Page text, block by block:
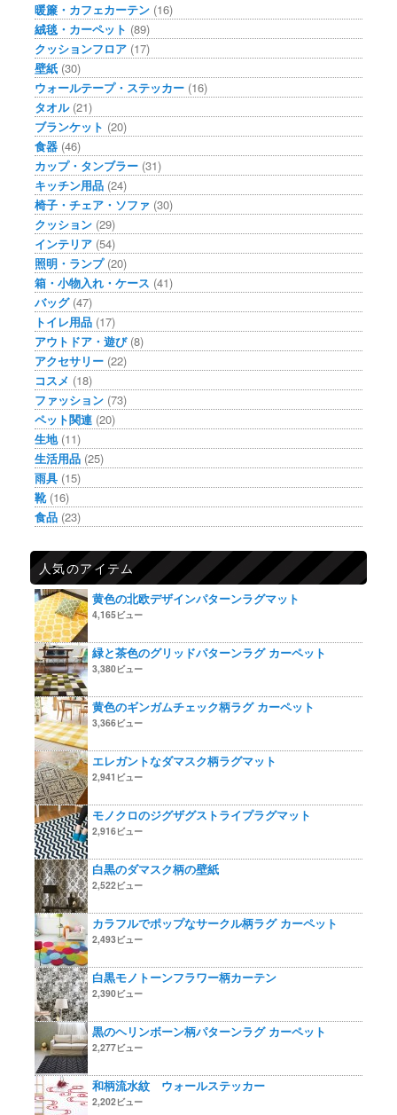
暖簾・カフェカーテン (16)
絨毯・カーペット (89)
クッションフロア (17)
壁紙 (30)
ウォールテープ・ステッカー (16)
タオル(21)
ブランケット (20)
食器 (46)
カップ・タンブラー (31)
キッチン用品 (24)
椅子・チェア・ソファ (30)
クッション (29)
インテリア (54)
照明・ランプ(20)
箱・小物入れ・ケース (41)
バッグ(47)
トイレ用品 (17)
アウトドア・遊び(8)
アクセサリー (22)
コスメ (18)
ファッション (73)
ペット関連 (20)
生地(11)
生活用品 (25)
雨具 (15)
靴(16)
食品 (23)
人気のアイテム
黄色の北欧デザインパターンラグマット
4,165ビュー
緑と茶色のグリッドパターンラグ カーペット
3,380ビュー
黄色のギンガムチェック柄ラグ カーペット
3,366ビュー
エレガントなダマスク柄ラグマット
2,941ビュー
モノクロのジグザグストライプラグマット
2,916ビュー
白黒のダマスク柄の壁紙
2,522ビュー
カラフルでポップなサークル柄ラグ カーペット
2,493ビュー
白黒モノトーンフラワー柄カーテン
2,390ビュー
黒のヘリンボーン柄パターンラグ カーペット
2,277ビュー
和柄流水紋 ウォールステッカー
2,202ビュー